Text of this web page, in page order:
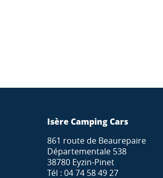
Isère Camping Cars
861 route de Beaurepaire
Départementale 538
38780 Eyzin-Pinet
Tél : 04 74 58 49 27